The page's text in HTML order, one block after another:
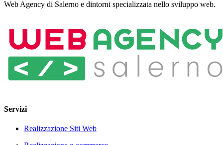
Web Agency di Salerno e dintorni specializzata nello sviluppo web.
Servizi
Realizzazione Siti Web